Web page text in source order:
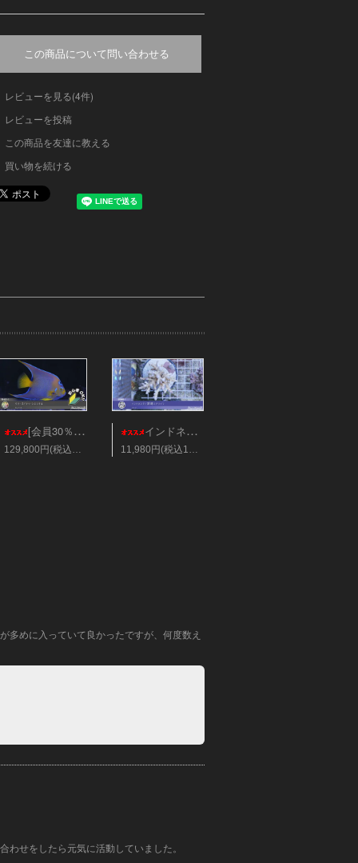
この商品について問い合わせる
レビューを見る(4件)
レビューを投稿
この商品を友達に教える
買い物を続ける
[会員30％オフ][超美]ベリーズ/クィーンエンゼル XLサイズ
129,800円(税込142,780円)
インドネシア/深場ミドリイシ ブリード
11,980円(税込13,178円)
多めに入っていて良かったですが、何度数え
せをしたら元気に活動していました。